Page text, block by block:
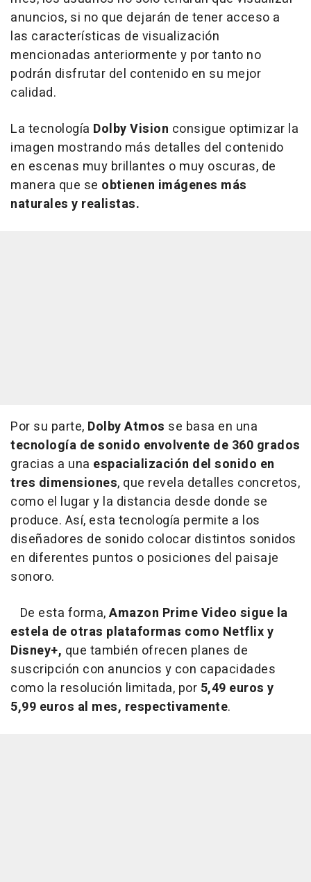
anuncios, si no que dejarán de tener acceso a
las características de visualización
mencionadas anteriormente y por tanto no
podrán disfrutar del contenido en su mejor
calidad.
La tecnología Dolby Vision consigue optimizar la
imagen mostrando más detalles del contenido
en escenas muy brillantes o muy oscuras, de
manera que se obtienen imágenes más
naturales y realistas.
Por su parte, Dolby Atmos se basa en una
tecnología de sonido envolvente de 360 grados
gracias a una espacialización del sonido en
tres dimensiones, que revela detalles concretos,
como el lugar y la distancia desde donde se
produce. Así, esta tecnología permite a los
diseñadores de sonido colocar distintos sonidos
en diferentes puntos o posiciones del paisaje
sonoro.
De esta forma,Amazon Prime Video sigue la
estela de otras plataformas como Netflix y
Disney+, que también ofrecen planes de
suscripción con anuncios y con capacidades
como la resolución limitada, por 5,49 euros y
5,99 euros al mes, respectivamente.